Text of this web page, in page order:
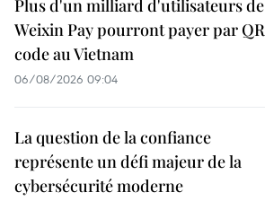
Plus d'un milliard d'utilisateurs de
Weixin Pay pourront payer par QR
code au Vietnam
06/08/2026 09:04
La question de la confiance
représente un défi majeur de la
cybersécurité moderne